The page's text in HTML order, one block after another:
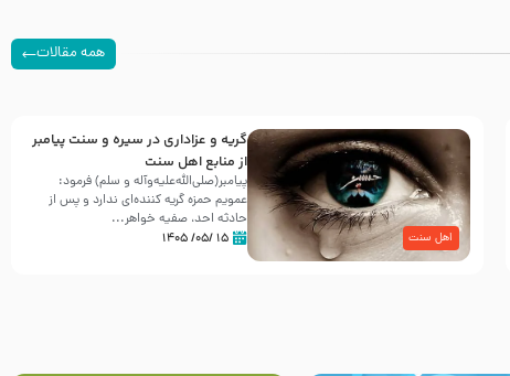
همه مقالات
اهل سنت
گریه و عزاداری در سیره و سنت پیامبر
از منابع اهل سنت
پیامبر(صلی‌الله‌علیه‌وآله و سلم) فرمود:
عمویم حمزه گریه کننده‌ای ندارد و پس از
حادثه احد، صفیه خواهر...
۱۵ /۰۵/ ۱۴۰۵